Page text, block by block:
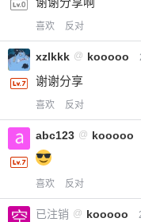
喜欢 反对
xzlkkk @ kooooo
谢谢分享
喜欢 反对
abc123 @ kooooo
喜欢 反对
已注销 @ kooooo
限。
忘记密码？